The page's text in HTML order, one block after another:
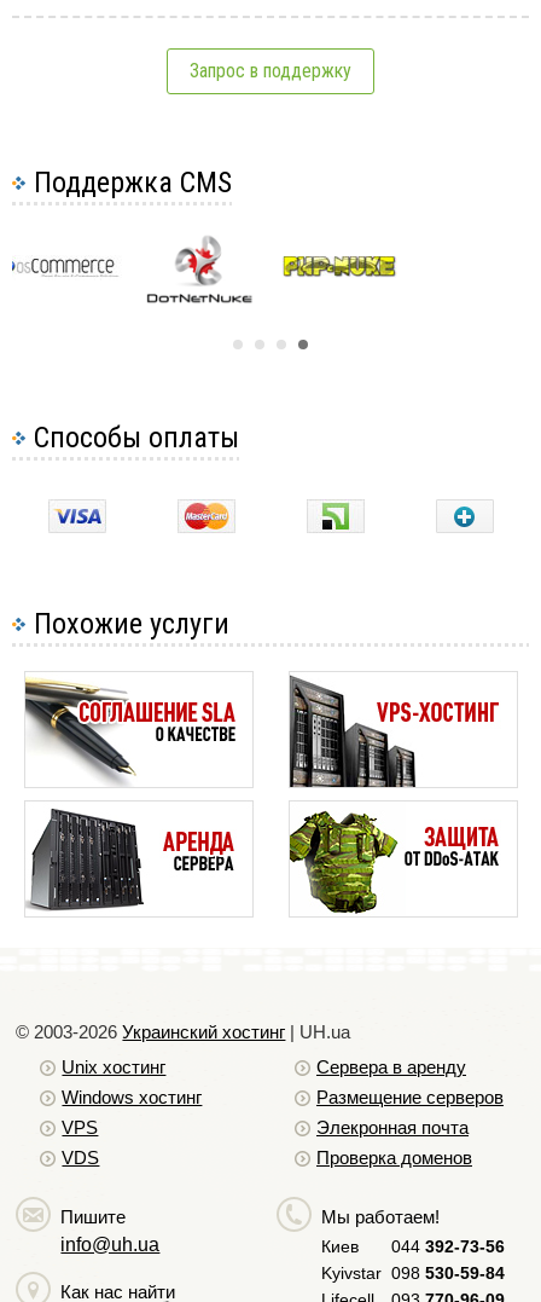
Запрос в поддержку
Поддержка CMS
Способы оплаты
Похожие услуги
© 2003-2026Украинский хостинг | UH.ua
Unix хостинг
Windows хостинг
VPS
VDS
Сервера в аренду
Размещение серверов
Элекронная почта
Проверка доменов
Пишите
info@uh.ua
Как нас найти
Мы работаем!
Киев 044 392-73-56
Kyivstar 098 530-59-84